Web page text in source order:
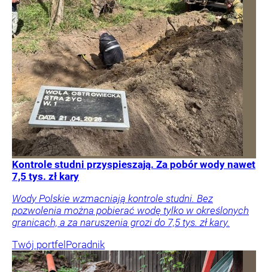
Kontrole studni przyspieszają. Za pobór wody nawet
7,5 tys. zł kary
Wody Polskie wzmacniają kontrole studni. Bez
pozwolenia można pobierać wodę tylko w określonych
granicach, a za naruszenia grozi do 7,5 tys. zł kary.
Twój portfel Poradnik